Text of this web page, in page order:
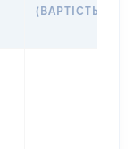
(ВАРТІСТЬ)